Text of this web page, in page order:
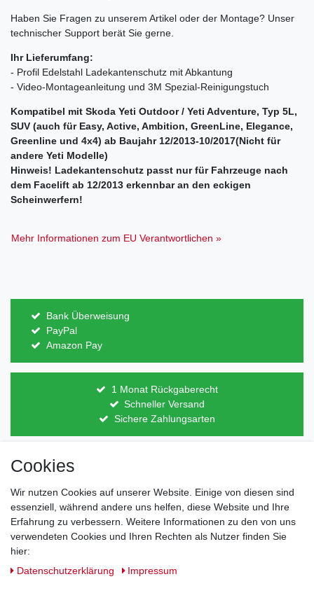
Haben Sie Fragen zu unserem Artikel oder der Montage? Unser
technischer Support berät Sie gerne.
Ihr Lieferumfang:
- Profil Edelstahl Ladekantenschutz mit Abkantung
- Video-Montageanleitung und 3M Spezial-Reinigungstuch
Kompatibel mit Skoda Yeti Outdoor / Yeti Adventure, Typ 5L,
SUV (auch für Easy, Active, Ambition, GreenLine, Elegance,
Greenline und 4x4) ab Baujahr 12/2013-10/2017(Nicht für
andere Yeti Modelle)
Hinweis! Ladekantenschutz passt nur für Fahrzeuge nach
dem Facelift ab 12/2013 erkennbar an den eckigen
Scheinwerfern!
Mehr Informationen zum EU Verantwortlichen »
Bank Überweisung
PayPal
Amazon Pay
1 Monat Rückgaberecht
Schneller Versand
Sichere Zahlungsarten
Direkt vom Hersteller
Lagerware
Cookies
Wir nutzen Cookies auf unserer Website. Einige von diesen sind
essenziell, während andere uns helfen, diese Website und Ihre
Erfahrung zu verbessern. Weitere Informationen zu den von uns
verwendeten Cookies und Ihren Rechten als Nutzer finden Sie
hier:
Daten­schutz­erklärung
Impressum